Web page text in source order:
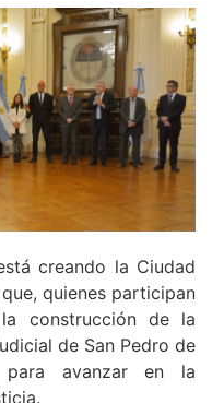
creando la Ciudad
quienes participan
construcción de la
de San Pedro de
para avanzar en la